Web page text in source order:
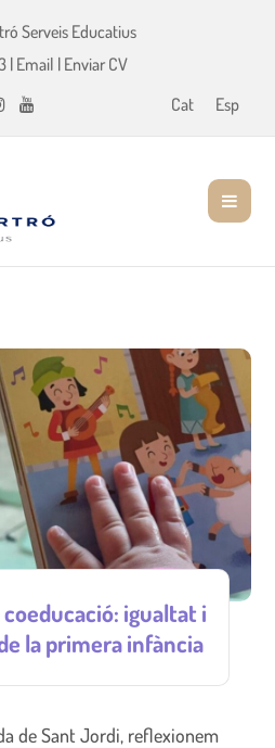
Serveis Educatius
| Email | Enviar CV
Cat
Esp
coeducació: igualtat i
la primera infància
de Sant Jordi, reflexionem